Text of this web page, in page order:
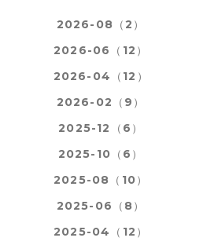
2026-08（2）
2026-06（12）
2026-04（12）
2026-02（9）
2025-12（6）
2025-10（6）
2025-08（10）
2025-06（8）
2025-04（12）